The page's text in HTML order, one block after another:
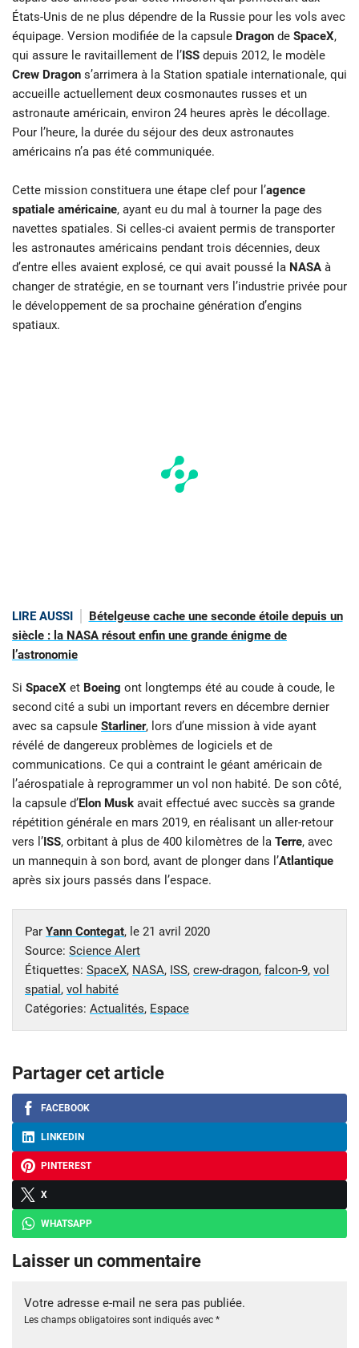
États-Unis de ne plus dépendre de la Russie pour les vols avec
équipage. Version modifiée de la capsule Dragon de SpaceX,
qui assure le ravitaillement de l’ ISS depuis 2012, le modèle
Crew Dragon s’arrimera à la Station spatiale internationale, qui
accueille actuellement deux cosmonautes russes et un
astronaute américain, environ 24 heures après le décollage.
Pour l’heure, la durée du séjour des deux astronautes
américains n’a pas été communiquée.
Cette mission constituera une étape clef pour l’agence
spatiale américaine, ayant eu du mal à tourner la page des
navettes spatiales. Si celles-ci avaient permis de transporter
les astronautes américains pendant trois décennies, deux
d’entre elles avaient explosé, ce qui avait poussé la NASA à
changer de stratégie, en se tournant vers l’industrie privée pour
le développement de sa prochaine génération d’engins
spatiaux.
LIRE AUSSI
Bételgeuse cache une seconde étoile depuis un
siècle : la NASA résout enfin une grande énigme de
l’astronomie
Si SpaceX et Boeing ont longtemps été au coude à coude, le
second cité a subi un important revers en décembre dernier
avec sa capsule Starliner, lors d’une mission à vide ayant
révélé de dangereux problèmes de logiciels et de
communications. Ce qui a contraint le géant américain de
l’aérospatiale à reprogrammer un vol non habité. De son côté,
la capsule d’Elon Musk avait effectué avec succès sa grande
répétition générale en mars 2019, en réalisant un aller-retour
vers l’ISS, orbitant à plus de 400 kilomètres de la Terre, avec
un mannequin à son bord, avant de plonger dans l’Atlantique
après six jours passés dans l’espace.
Par Yann Contegat, le 21 avril 2020
Source: Science Alert
Étiquettes: SpaceX, NASA, ISS, crew-dragon, falcon-9, vol
spatial , vol habité
Catégories: Actualités, Espace
Partager cet article
FACEBOOK
LINKEDIN
PINTEREST
X
WHATSAPP
Laisser un commentaire
Votre adresse e-mail ne sera pas publiée.
Les champs obligatoires sont indiqués avec *